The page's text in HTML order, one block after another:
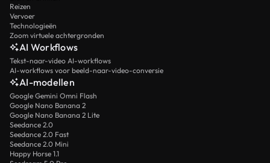
Reizen
Vervoer
Technologieën
Zoom virtuele achtergronden
AI Workflows
Tekst-naar-video AI-workflows
AI-workflows voor beeld-naar-video-conversie
AI-modellen
Google Gemini Omni Flash
Google Nano Banana 2
Google Nano Banana 2 Lite
Seedance 2.0
Seedance 2.0 Fast
Seedance 2.0 Mini
Happy Horse 1.1